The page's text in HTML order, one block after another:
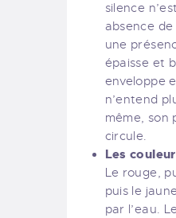
silence
absence
une
épaisse et
enveloppe
n’entend
même, son
circule.
Les
Le rouge,
puis le
par l’eau.